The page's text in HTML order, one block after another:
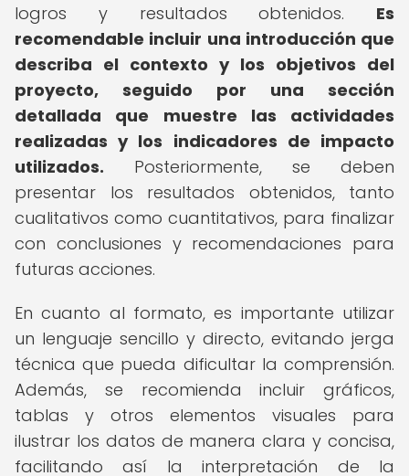
logros y resultados obtenidos. Es
recomendable incluir una introducción que
describa el contexto y los objetivos del
proyecto, seguido por una sección
detallada que muestre las actividades
realizadas y los indicadores de impacto
utilizados. Posteriormente, se deben
presentar los resultados obtenidos, tanto
cualitativos como cuantitativos, para finalizar
con conclusiones y recomendaciones para
futuras acciones.
En cuanto al formato, es importante utilizar
un lenguaje sencillo y directo, evitando jerga
técnica que pueda dificultar la comprensión.
Además, se recomienda incluir gráficos,
tablas y otros elementos visuales para
ilustrar los datos de manera clara y concisa,
facilitando así la interpretación de la